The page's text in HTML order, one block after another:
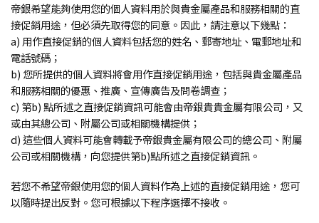
帝銀希望能夠使用您的個人資料用於與貴金屬產品和服務相關的直
接促銷用途，但必須先取得您的同意。因此，請注意以下幾點：
a) 用作直接促銷的個人資料包括您的姓名、郵寄地址、電郵地址和
電話號碼；
b) 您所提供的個人資料將會用作直接促銷用途，包括與貴金屬產品
和服務相關的優惠、推廣、宣傳廣告及問卷調查；
c) 第b) 點所述之直接促銷資訊可能會由帝銀貴貴金屬有限公司，又
或由其總公司、附屬公司或相關機構提供；
d) 這些個人資料可能會轉載予帝銀貴金屬有限公司的總公司、附屬
公司或相關機構，向您提供第b)點所述之直接促銷資訊。
若您不希望帝銀使用您的個人資料作為上述的直接促銷用途，您可
以隨時提出反對。您可根據以下程序選擇不接收。